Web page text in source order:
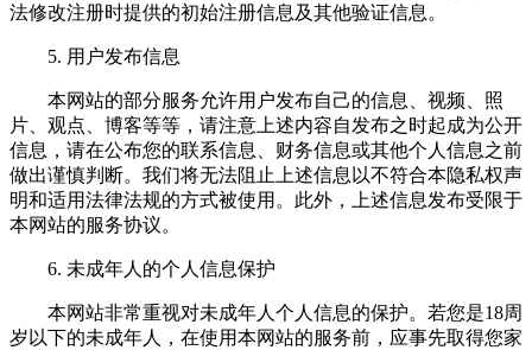
法修改注册时提供的初始注册信息及其他验证信息。
5. 用户发布信息
本网站的部分服务允许用户发布自己的信息、视频、照
片、观点、博客等等，请注意上述内容自发布之时起成为公开
信息，请在公布您的联系信息、财务信息或其他个人信息之前
做出谨慎判断。我们将无法阻止上述信息以不符合本隐私权声
明和适用法律法规的方式被使用。此外，上述信息发布受限于
本网站的服务协议。
6. 未成年人的个人信息保护
本网站非常重视对未成年人个人信息的保护。若您是18周
岁以下的未成年人，在使用本网站的服务前，应事先取得您家